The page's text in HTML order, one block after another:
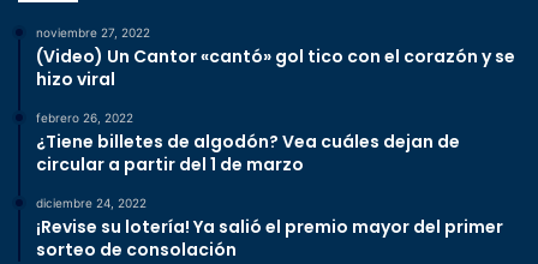
noviembre 27, 2022
(Video) Un Cantor «cantó» gol tico con el corazón y se
hizo viral
febrero 26, 2022
¿Tiene billetes de algodón? Vea cuáles dejan de
circular a partir del 1 de marzo
diciembre 24, 2022
¡Revise su lotería! Ya salió el premio mayor del primer
sorteo de consolación